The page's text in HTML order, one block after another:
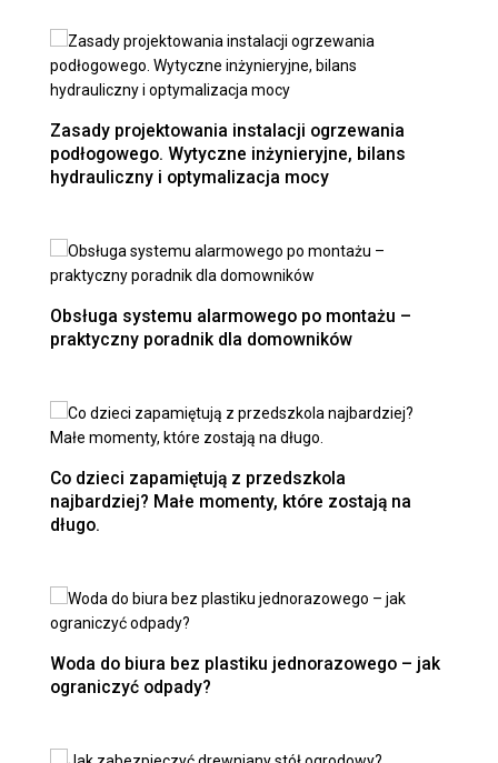
Zasady projektowania instalacji ogrzewania
podłogowego. Wytyczne inżynieryjne, bilans
hydrauliczny i optymalizacja mocy
Obsługa systemu alarmowego po montażu –
praktyczny poradnik dla domowników
Co dzieci zapamiętują z przedszkola
najbardziej? Małe momenty, które zostają na
długo.
Woda do biura bez plastiku jednorazowego – jak
ograniczyć odpady?